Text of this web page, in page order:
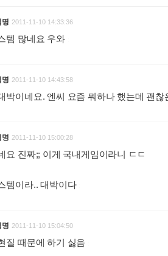
명 2011-11-10 14:33:36
템 많네요 우와
명 2011-11-10 14:43:58
박이네요. 엔씨 요즘 뭐하나 했는데 괜
명 2011-11-10 15:00:28
요 진짜;; 이게 국내게임이라니 ㄷㄷ
템이라.. 대박이다
명 2011-11-10 15:04:50
질 때문에 하기 싫음